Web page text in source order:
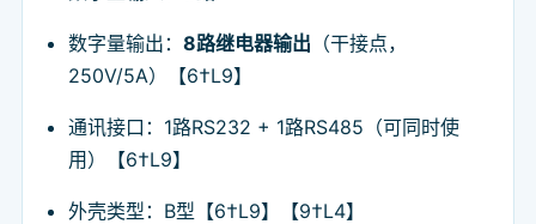
数字量输出：8路继电器输出 （干接点，
250V/5A）【6†L9】
通讯接口：1路RS232 + 1路RS485（可同时使
用）【6†L9】
外壳类型：B型【6†L9】【9†L4】